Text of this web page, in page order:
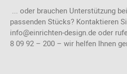
... oder brauchen Unterstützung
passenden Stücks? Kontaktieren
info@einrichten-design.de oder
8 09 92 – 200 – wir helfen Ihnen